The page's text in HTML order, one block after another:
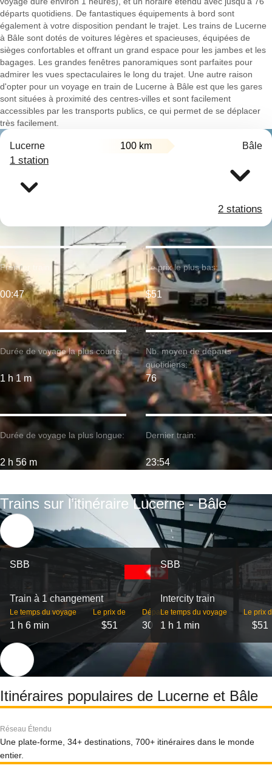
départs quotidiens. De fantastiques équipements à bord sont
également à votre disposition pendant le trajet. Les trains de Lucerne
à Bâle sont dotés de voitures légères et spacieuses, équipées de
sièges confortables et offrant un grand espace pour les jambes et les
bagages. Les grandes fenêtres panoramiques sont parfaites pour
admirer les vues spectaculaires le long du trajet. Une autre raison
d'opter pour un voyage en train de Lucerne à Bâle est que les gares
sont situées à proximité des centres-villes et sont facilement
accessibles par les transports publics, ce qui permet de se déplacer
très facilement.
Lucerne 100 km Bâle
1 station
2 stations
Durée de voyage la plus courte:
1 h 1 m
Premier train:
00:47
Durée de voyage la plus longue:
2 h 56 m
Le prix le plus bas:
$51
Nb. moyen de départs
quotidiens:
76
Dernier train:
23:54
Trains sur l’itinéraire Lucerne - Bâle
SBB
Train à 1 changement
Le temps du voyage
1 h 6 min
Le prix de
$51
Départs
30
SBB
Intercity train
Le temps du voyage
1 h 1 min
Le prix
$51
Itinéraires populaires de Lucerne et Bâle
Réseau Étendu
Une plate-forme, 34+ destinations, 700+ itinéraires dans le monde
entier.